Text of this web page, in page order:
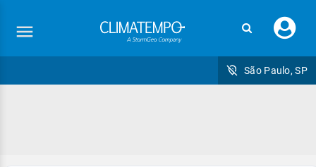
seu
São Paulo, SP